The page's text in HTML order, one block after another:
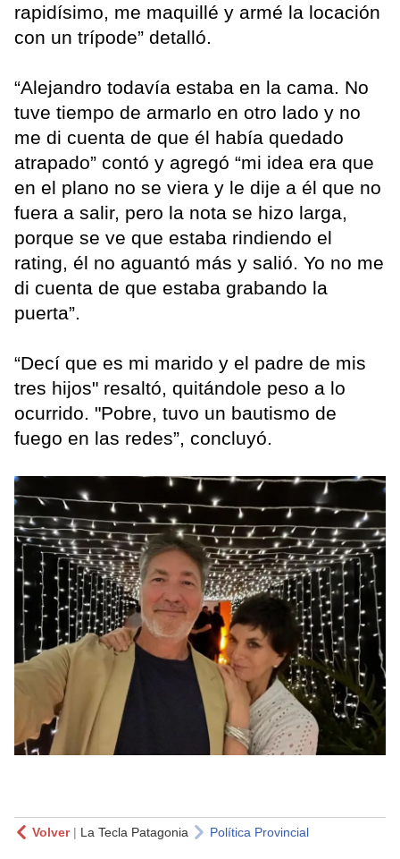
rapidísimo, me maquillé y armé la locación
con un trípode” detalló.
“Alejandro todavía estaba en la cama. No
tuve tiempo de armarlo en otro lado y no
me di cuenta de que él había quedado
atrapado” contó y agregó “mi idea era que
en el plano no se viera y le dije a él que no
fuera a salir, pero la nota se hizo larga,
porque se ve que estaba rindiendo el
rating, él no aguantó más y salió. Yo no me
di cuenta de que estaba grabando la
puerta”.
“Decí que es mi marido y el padre de mis
tres hijos" resaltó, quitándole peso a lo
ocurrido. "Pobre, tuvo un bautismo de
fuego en las redes”, concluyó.
Volver| La Tecla Patagonia Política Provincial